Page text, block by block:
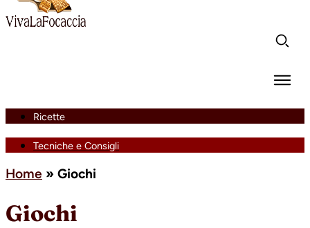
Ricette
Tecniche e Consigli
Home » Giochi
Giochi